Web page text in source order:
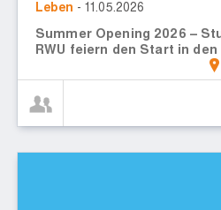
Leben - 11.05.2026
Summer Opening 2026 –
RWU feiern den Start in